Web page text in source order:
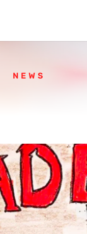
NEWS